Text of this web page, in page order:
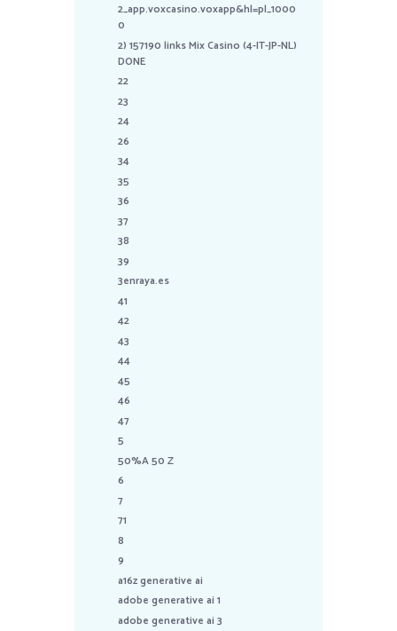
2_app.voxcasino.voxapp&hl=pl_1000
0
2) 157190 links Mix Casino (4-IT-JP-NL)
DONE
22
23
24
26
34
35
36
37
38
39
3enraya.es
41
42
43
44
45
46
47
5
50%A 50 Z
6
7
71
8
9
a16z generative ai
adobe generative ai 1
adobe generative ai 3